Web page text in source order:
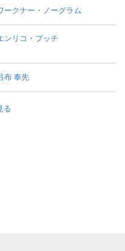
ークナー・ノーグラム
ンリコ・プッチ
布 奉先
る